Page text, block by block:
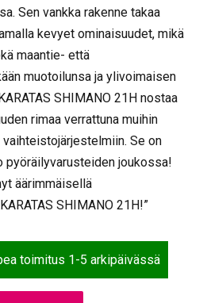
Sen vankka rakenne takaa
kevyet ominaisuudet, mikä
maantie- että
muotoilunsa ja ylivoimaisen
SHIMANO 21H nostaa
rimaa verrattuna muihin
Se on
joukossa!
äärimmäisellä
SHIMANO 21H!”
toimitus 1-5 arkipäivässä